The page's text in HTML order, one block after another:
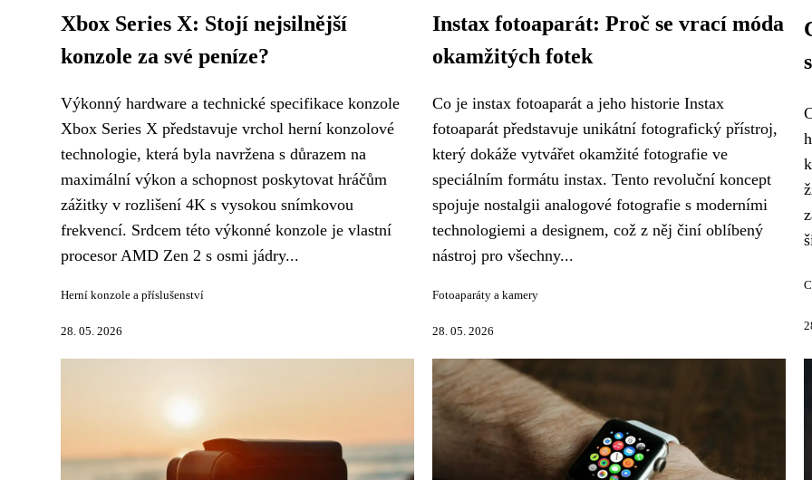
Xbox Series X: Stojí nejsilnější
konzole za své peníze?
Výkonný hardware a technické specifikace konzole
Xbox Series X představuje vrchol herní konzolové
technologie, která byla navržena s důrazem na
maximální výkon a schopnost poskytovat hráčům
zážitky v rozlišení 4K s vysokou snímkovou
frekvencí. Srdcem této výkonné konzole je vlastní
procesor AMD Zen 2 s osmi jádry...
Herní konzole a příslušenství
28. 05. 2026
Instax fotoaparát: Proč se vrací móda
okamžitých fotek
Co je instax fotoaparát a jeho historie Instax
fotoaparát představuje unikátní fotografický přístroj,
který dokáže vytvářet okamžité fotografie ve
speciálním formátu instax. Tento revoluční koncept
spojuje nostalgii analogové fotografie s moderními
technologiemi a designem, což z něj činí oblíbený
nástroj pro všechny...
Fotoaparáty a kamery
28. 05. 2026